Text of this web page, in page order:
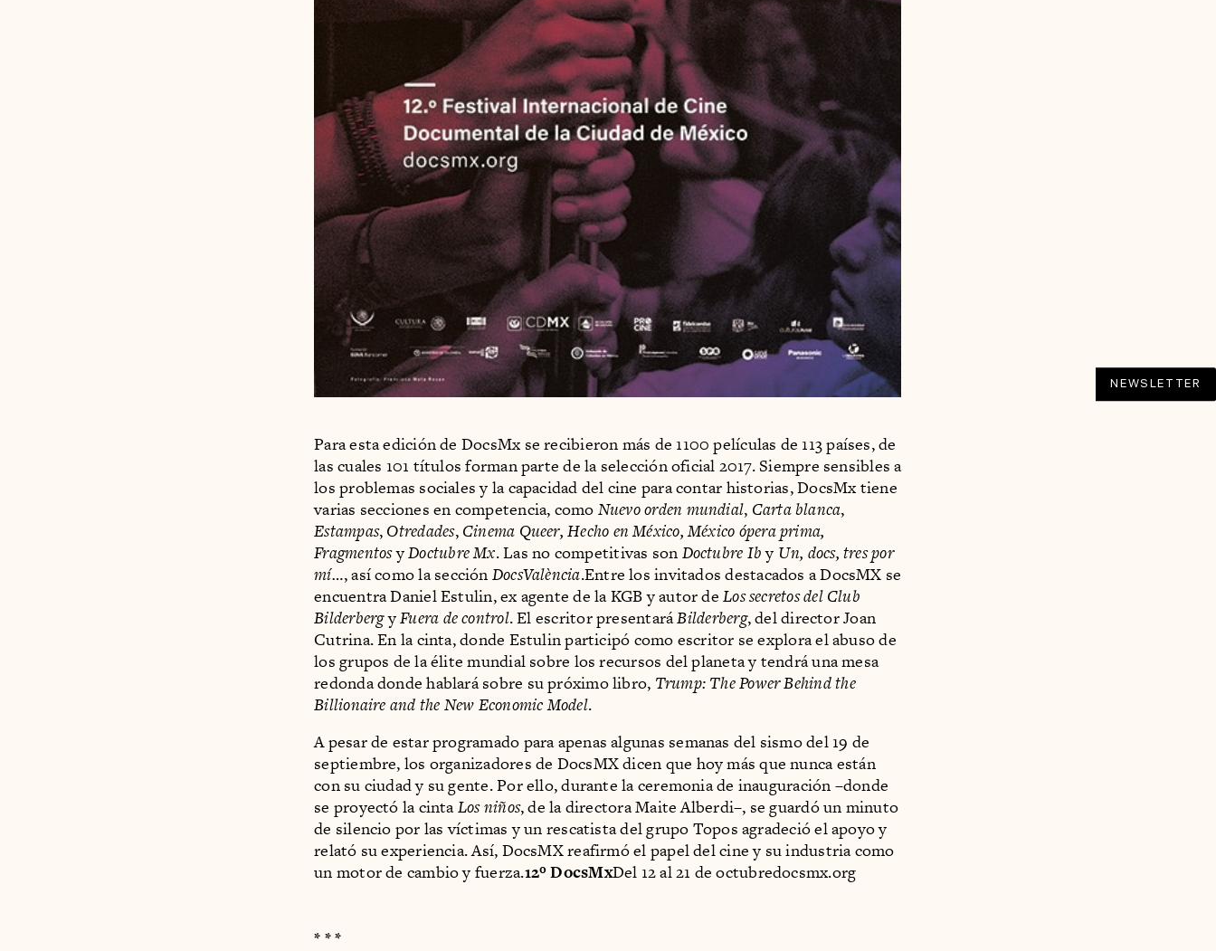
Para esta edición de DocsMx se recibieron más de 1100 películas de 113 países, de
las cuales 101 títulos forman parte de la selección oficial 2017. Siempre sensibles a
los problemas sociales y la capacidad del cine para contar historias, DocsMx tiene
varias secciones en competencia, como Nuevo orden mundial, Carta blanca,
Estampas, Otredades, Cinema Queer, Hecho en México, México ópera prima,
FragmentosyDoctubre Mx. Las no competitivas son Doctubre Iby Un, docs, tres por
mí…, así como la sección DocsValència.Entre los invitados destacados a DocsMX se
encuentra Daniel Estulin, ex agente de la KGB y autor deLos secretos del Club
BilderbergyFuera de control. El escritor presentaráBilderberg, del director Joan
Cutrina. En la cinta, donde Estulin participó como escritor se explora el abuso de
los grupos de la élite mundial sobre los recursos del planeta y tendrá una mesa
redonda donde hablará sobre su próximo libro, Trump: The Power Behind the
Billionaire and the New Economic Model.
A pesar de estar programado para apenas algunas semanas del sismo del 19 de
septiembre, los organizadores de DocsMX dicen que hoy más que nunca están
con su ciudad y su gente. Por ello, durante la ceremonia de inauguración –donde
se proyectó la cintaLos niños, de la directora Maite Alberdi–, se guardó un minuto
de silencio por las víctimas y un rescatista del grupo Topos agradeció el apoyo y
relató su experiencia. Así, DocsMX reafirmó el papel del cine y su industria como
un motor de cambio y fuerza.12º DocsMxDel 12 al 21 de octubredocsmx.org
* * *
NEWSLETTER